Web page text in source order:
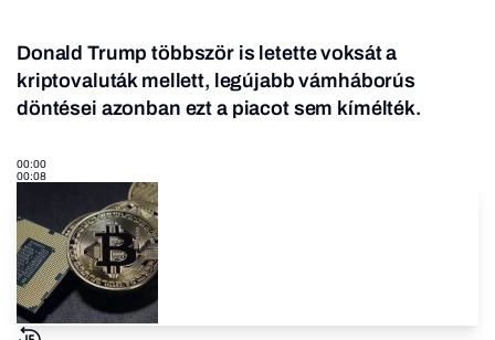
Donald Trump többször is letette voksát a
kriptovaluták mellett, legújabb vámháborús
döntései azonban ezt a piacot sem kímélték.
00:00
00:08